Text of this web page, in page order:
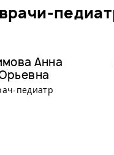
врачи-
Анна
педиатр